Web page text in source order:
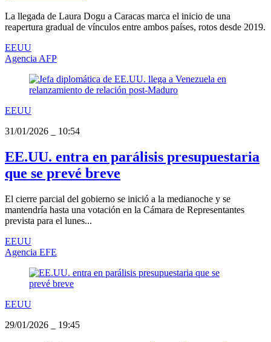
La llegada de Laura Dogu a Caracas marca el inicio de una
reapertura gradual de vínculos entre ambos países, rotos desde 2019.
EEUU
Agencia AFP
EEUU
31/01/2026
10:54
EE.UU. entra en parálisis presupuestaria
que se prevé breve
El cierre parcial del gobierno se inició a la medianoche y se
mantendría hasta una votación en la Cámara de Representantes
prevista para el lunes...
EEUU
Agencia EFE
EEUU
29/01/2026
19:45